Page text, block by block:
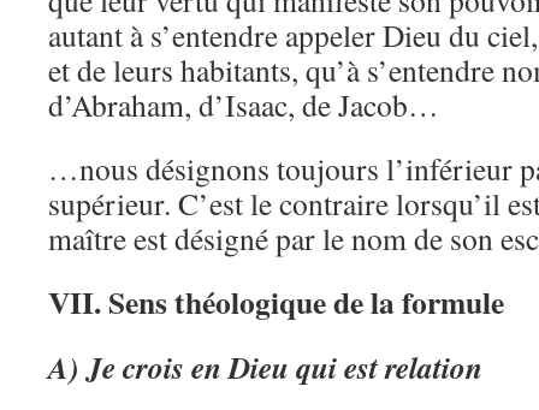
autant à s’entendre appeler Dieu du
et de leurs habitants, qu’à s’entendre
d’Abraham, d’Isaac, de Jacob…
…nous désignons toujours l’inférieur
supérieur. C’est le contraire lorsqu’il
maître est désigné par le nom de son
VII. Sens théologique de la formule
A) Je crois en Dieu qui est relation